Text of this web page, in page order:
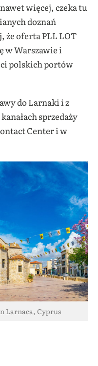
więcej, czeka tu
doznań
że oferta PLL LOT
w Warszawie i
polskich portów
do Larnaki i z
sprzedaży
Center i w
Larnaca, Cyprus